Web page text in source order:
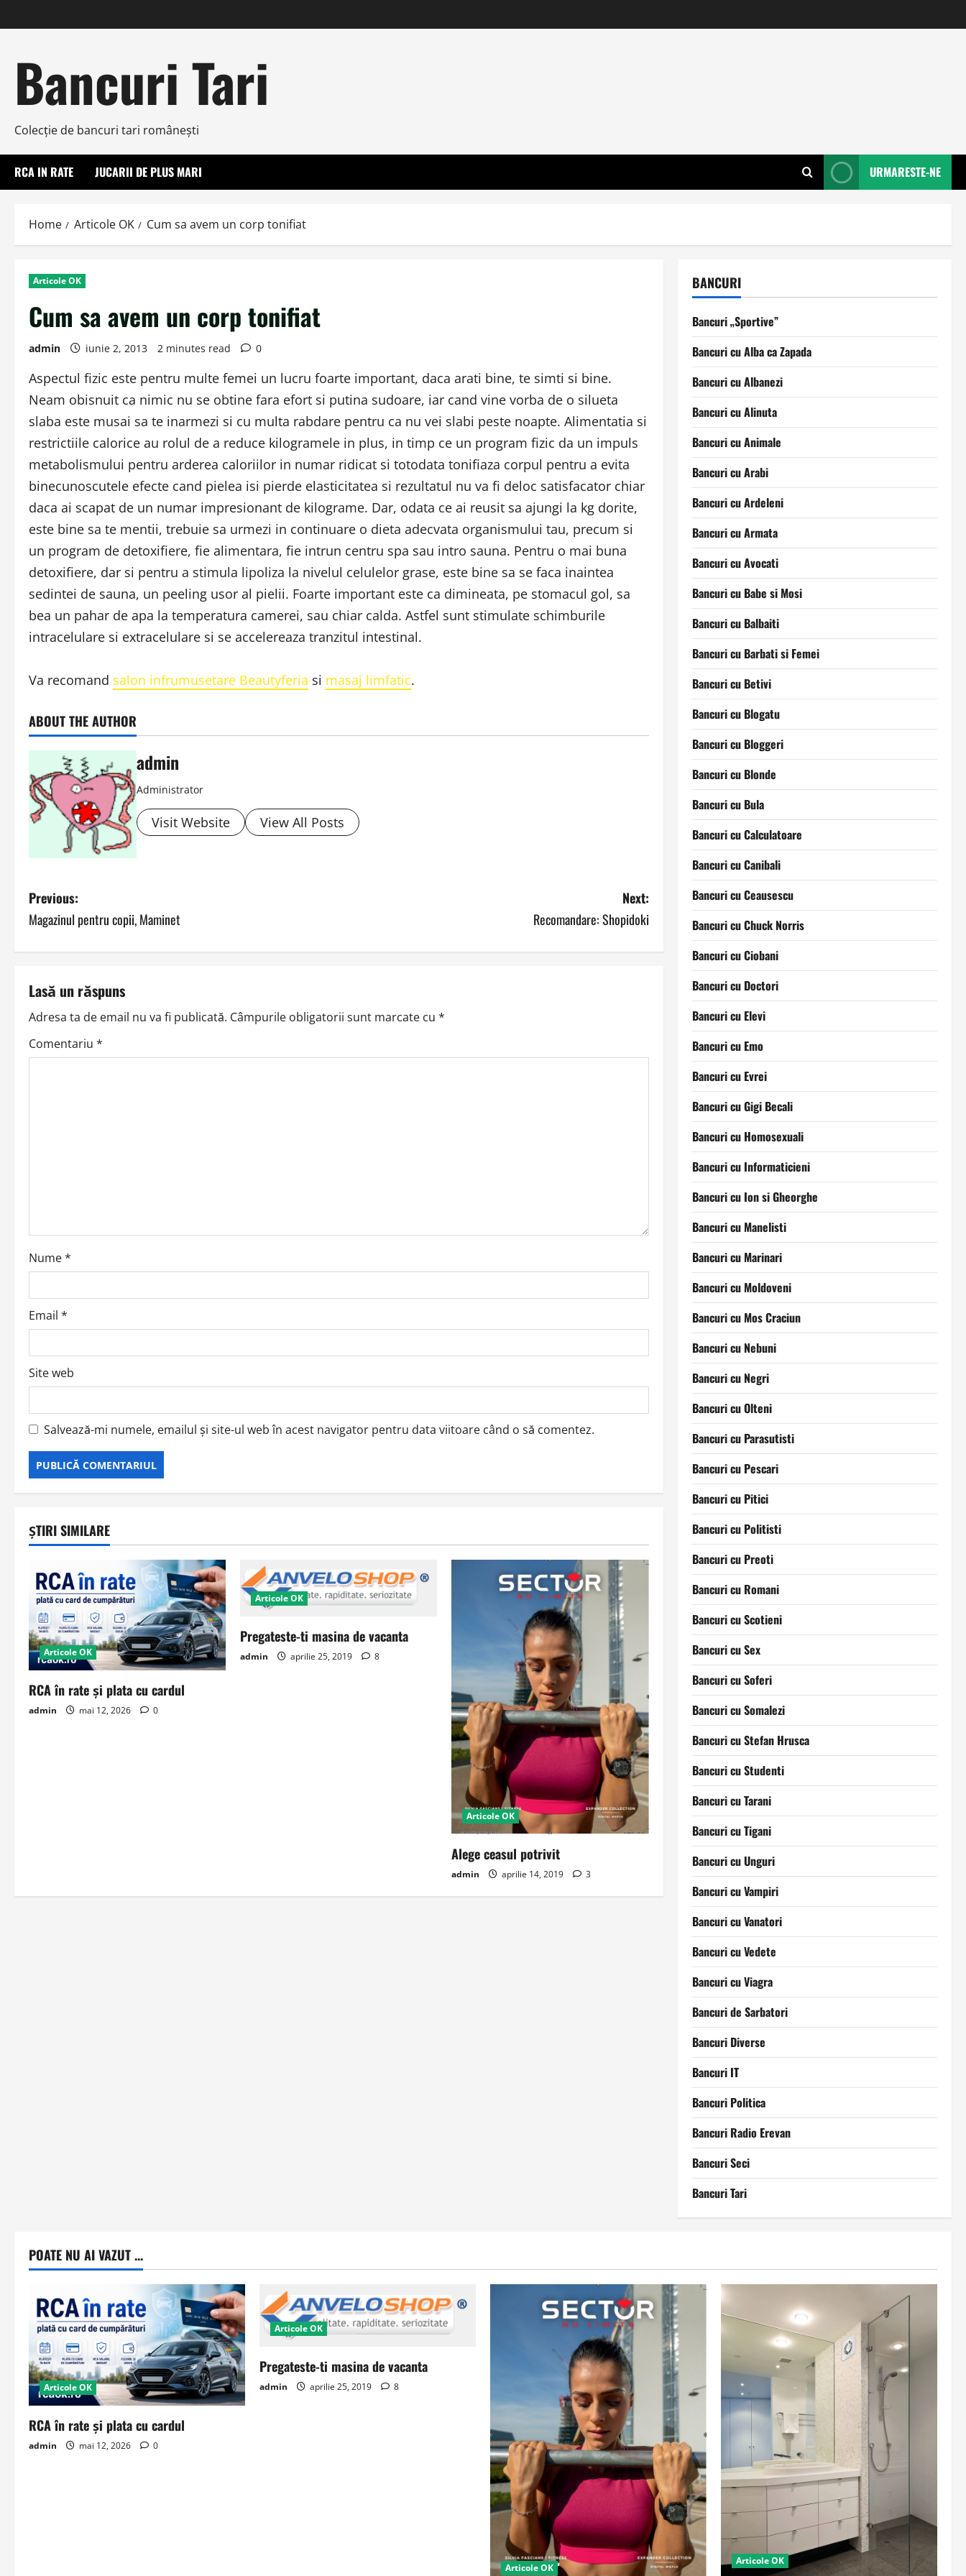
to
Bancuri Tari
Colecţie de bancuri tari româneşti
RCA IN RATE JUCARII DE PLUS MARI URMARESTE-NE
Home Articole OK Cum sa avem un corp tonifiat
Articole OK
Cum sa avem un corp tonifiat
admin iunie 2, 2013 2 minutes read 0
Aspectul fizic este pentru multe femei un lucru foarte important, daca arati bine, te simti si bine.
Neam obisnuit ca nimic nu se obtine fara efort si putina sudoare, iar cand vine vorba de o silueta
slaba este musai sa te inarmezi si cu multa rabdare pentru ca nu vei slabi peste noapte. Alimentatia si
restrictiile calorice au rolul de a reduce kilogramele in plus, in timp ce un program fizic da un impuls
metabolismului pentru arderea caloriilor in numar ridicat si totodata tonifiaza corpul pentru a evita
binecunoscutele efecte cand pielea isi pierde elasticitatea si rezultatul nu va fi deloc satisfacator chiar
daca ai scapat de un numar impresionant de kilograme. Dar, odata ce ai reusit sa ajungi la kg dorite,
este bine sa te mentii, trebuie sa urmezi in continuare o dieta adecvata organismului tau, precum si
un program de detoxifiere, fie alimentara, fie intrun centru spa sau intro sauna. Pentru o mai buna
detoxifiere, dar si pentru a stimula lipoliza la nivelul celulelor grase, este bine sa se faca inaintea
sedintei de sauna, un peeling usor al pielii. Foarte important este ca dimineata, pe stomacul gol, sa
bea un pahar de apa la temperatura camerei, sau chiar calda. Astfel sunt stimulate schimburile
intracelulare si extracelulare si se accelereaza tranzitul intestinal.
Va recomand salon infrumusetare Beautyferia si masaj limfatic.
ABOUT THE AUTHOR
admin
Administrator
Visit Website View All Posts
P
o
s
t
n
a
i
o
n
Previous:
Magazinul pentru copii, Maminet
Next:
Recomandare: Shopidoki
Lasă un răspuns
Adresa ta de email nu va fi publicată. Câmpurile obligatorii sunt marcate cu *
Comentariu *
Nume*
Email *
Site web
Salvează-mi numele, emailul și site-ul web în acest navigator pentru data viitoare când o să comentez.
ȘTIRI SIMILARE
Articole OK
RCA în rate și plata cu cardul
admin mai 12, 2026 0
Articole OK
Pregateste-ti masina de vacanta
admin aprilie 25, 2019 8
Articole OK
Alege ceasul potrivit
admin aprilie 14, 2019 3
BANCURI
Bancuri „Sportive”
Bancuri cu Alba ca Zapada
Bancuri cu Albanezi
Bancuri cu Alinuta
Bancuri cu Animale
Bancuri cu Arabi
Bancuri cu Ardeleni
Bancuri cu Armata
Bancuri cu Avocati
Bancuri cu Babe si Mosi
Bancuri cu Balbaiti
Bancuri cu Barbati si Femei
Bancuri cu Betivi
Bancuri cu Blogatu
Bancuri cu Bloggeri
Bancuri cu Blonde
Bancuri cu Bula
Bancuri cu Calculatoare
Bancuri cu Canibali
Bancuri cu Ceausescu
Bancuri cu Chuck Norris
Bancuri cu Ciobani
Bancuri cu Doctori
Bancuri cu Elevi
Bancuri cu Emo
Bancuri cu Evrei
Bancuri cu Gigi Becali
Bancuri cu Homosexuali
Bancuri cu Informaticieni
Bancuri cu Ion si Gheorghe
Bancuri cu Manelisti
Bancuri cu Marinari
Bancuri cu Moldoveni
Bancuri cu Mos Craciun
Bancuri cu Nebuni
Bancuri cu Negri
Bancuri cu Olteni
Bancuri cu Parasutisti
Bancuri cu Pescari
Bancuri cu Pitici
Bancuri cu Politisti
Bancuri cu Preoti
Bancuri cu Romani
Bancuri cu Scotieni
Bancuri cu Sex
Bancuri cu Soferi
Bancuri cu Somalezi
Bancuri cu Stefan Hrusca
Bancuri cu Studenti
Bancuri cu Tarani
Bancuri cu Tigani
Bancuri cu Unguri
Bancuri cu Vampiri
Bancuri cu Vanatori
Bancuri cu Vedete
Bancuri cu Viagra
Bancuri de Sarbatori
Bancuri Diverse
Bancuri IT
Bancuri Politica
Bancuri Radio Erevan
Bancuri Seci
Bancuri Tari
POATE NU AI VAZUT ...
Articole OK
RCA în rate și plata cu cardul
admin mai 12, 2026 0
Articole OK
Pregateste-ti masina de vacanta
admin aprilie 25, 2019 8
Articole OK
Articole OK